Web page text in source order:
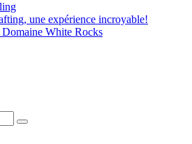
une expérience incroyable!
White Rocks
Search